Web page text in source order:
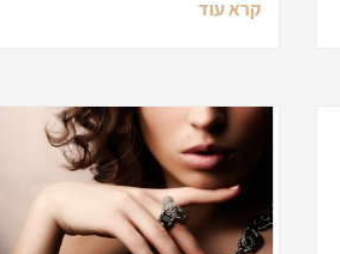
קרא עוד